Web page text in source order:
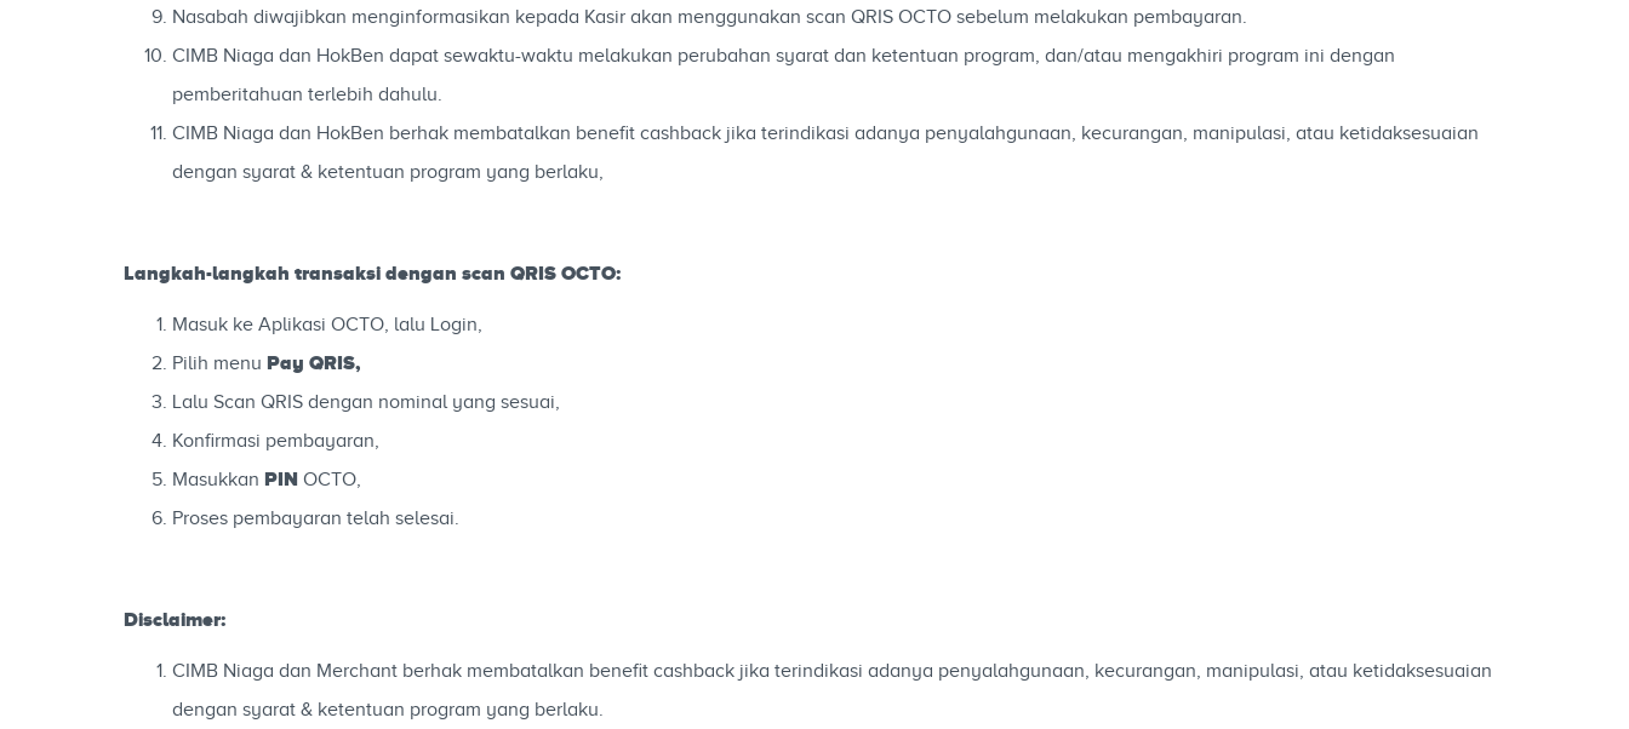
Nasabah diwajibkan menginformasikan kepada Kasir akan menggunakan scan QRIS OCTO sebelum melakukan pembayaran.
CIMB Niaga dan HokBen dapat sewaktu-waktu melakukan perubahan syarat dan ketentuan program, dan/atau mengakhiri program ini dengan
pemberitahuan terlebih dahulu.
CIMB Niaga dan HokBen berhak membatalkan benefit cashback jika terindikasi adanya penyalahgunaan, kecurangan, manipulasi, atau ketidaksesuaian
dengan syarat & ketentuan program yang berlaku,
Langkah-langkah transaksi dengan scan QRIS OCTO:
Masuk ke Aplikasi OCTO, lalu Login,
Pilih menu Pay QRIS,
Lalu Scan QRIS dengan nominal yang sesuai,
Konfirmasi pembayaran,
Masukkan PIN OCTO,
Proses pembayaran telah selesai.
Disclaimer:
CIMB Niaga dan Merchant berhak membatalkan benefit cashback jika terindikasi adanya penyalahgunaan, kecurangan, manipulasi, atau ketidaksesuaian
dengan syarat & ketentuan program yang berlaku.